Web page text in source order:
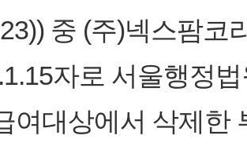
중 (주)넥스팜
자로 서울행정
여대상에서 삭제한